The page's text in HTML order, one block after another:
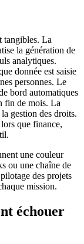
tangibles. La
la génération de
analytiques.
donnée est saisie
personnes. Le
bord automatiques
fin de mois. La
gestion des droits.
que finance,
une couleur
ou une chaîne de
des projets
mission.
échouer